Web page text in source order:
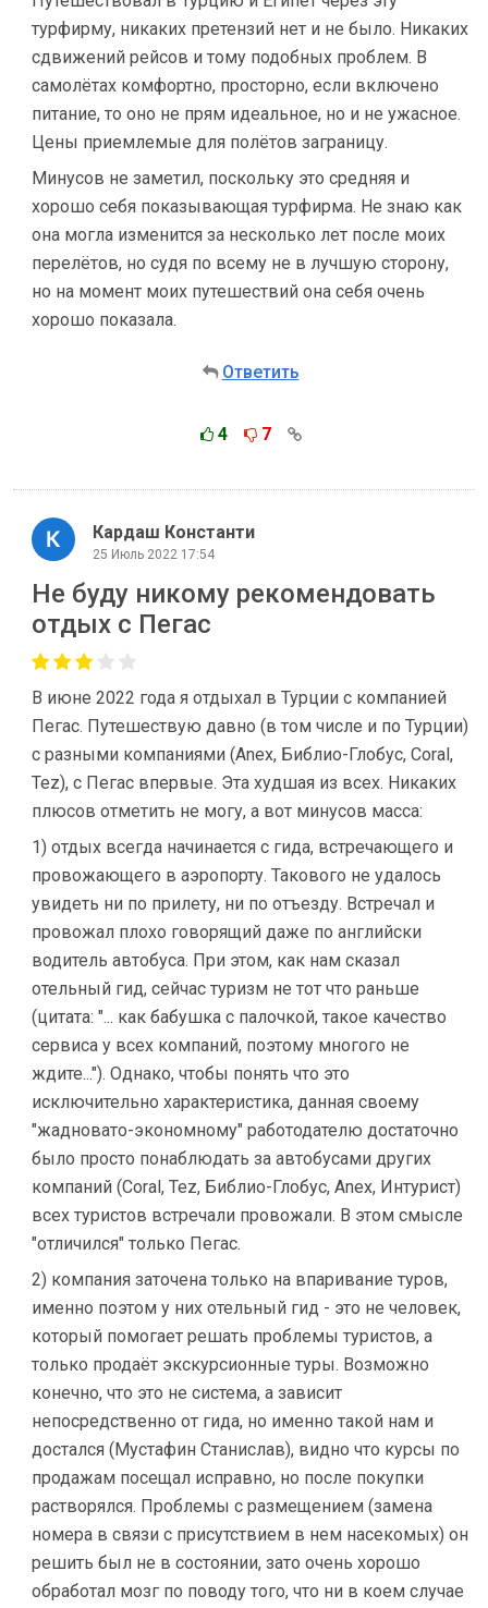
турфирму, никаких претензий нет и не было. Никаких
сдвижений рейсов и тому подобных проблем. В
самолётах комфортно, просторно, если включено
питание, то оно не прям идеальное, но и не ужасное.
Цены приемлемые для полётов заграницу.
Минусов не заметил, поскольку это средняя и
хорошо себя показывающая турфирма. Не знаю как
она могла изменится за несколько лет после моих
перелётов, но судя по всему не в лучшую сторону,
но на момент моих путешествий она себя очень
хорошо показала.
Ответить
4 7
Кардаш Константи
25 Июль 2022 17:54
Не буду никому рекомендовать
отдых с Пегас
В июне 2022 года я отдыхал в Турции с компанией
Пегас. Путешествую давно (в том числе и по Турции)
с разными компаниями (Anex, Библио-Глобус, Coral,
Tez), с Пегас впервые. Эта худшая из всех. Никаких
плюсов отметить не могу, а вот минусов масса:
1) отдых всегда начинается с гида, встречающего и
провожающего в аэропорту. Такового не удалось
увидеть ни по прилету, ни по отъезду. Встречал и
провожал плохо говорящий даже по английски
водитель автобуса. При этом, как нам сказал
отельный гид, сейчас туризм не тот что раньше
(цитата: "... как бабушка с палочкой, такое качество
сервиса у всех компаний, поэтому многого не
ждите..."). Однако, чтобы понять что это
исключительно характеристика, данная своему
"жадновато-экономному" работодателю достаточно
было просто понаблюдать за автобусами других
компаний (Coral, Tez, Библио-Глобус, Anex, Интурист)
всех туристов встречали провожали. В этом смысле
"отличился" только Пегас.
2) компания заточена только на впаривание туров,
именно поэтом у них отельный гид - это не человек,
который помогает решать проблемы туристов, а
только продаёт экскурсионные туры. Возможно
конечно, что это не система, а зависит
непосредственно от гида, но именно такой нам и
достался (Мустафин Станислав), видно что курсы по
продажам посещал исправно, но после покупки
растворялся. Проблемы с размещением (замена
номера в связи с присутствием в нем насекомых) он
решить был не в состоянии, зато очень хорошо
обработал мозг по поводу того, что ни в коем случае